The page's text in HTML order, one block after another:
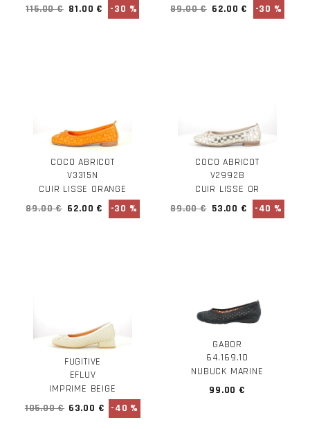
115.00 € 81.00 € -30 %
89.00 € 62.00 € -30 %
COCO ABRICOT
V3315N
CUIR LISSE ORANGE
89.00 € 62.00 € -30 %
COCO ABRICOT
V2992B
CUIR LISSE OR
89.00 € 53.00 € -40 %
FUGITIVE
EFLUV
IMPRIME BEIGE
105.00 € 63.00 € -40 %
GABOR
64.169.10
NUBUCK MARINE
99.00 €